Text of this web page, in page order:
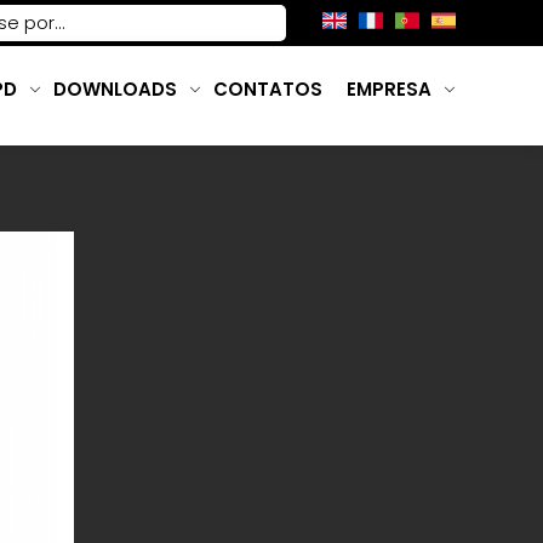
DOWNLOADS CONTATOS EMPRESA